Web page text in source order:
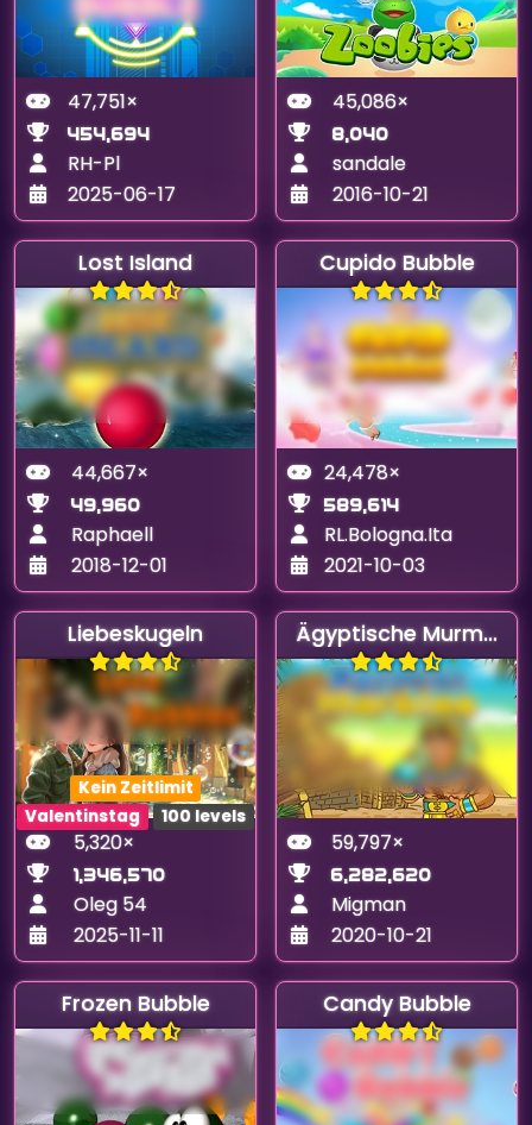
47,751×
454,694
RH-Pl
2025-06-17
45,086×
8,040
sandale
2016-10-21
Lost Island
44,667×
49,960
Raphaell
2018-12-01
Cupido Bubble
24,478×
589,614
RL.Bologna.Ita
2021-10-03
Liebeskugeln
Kein Zeitlimit
Valentinstag
100 levels
5,320×
1,346,570
Oleg 54
2025-11-11
Ägyptische Murmeln
59,797×
6,282,620
Migman
2020-10-21
Frozen Bubble Candy Bubble